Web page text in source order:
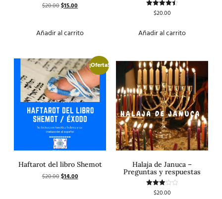
Valorado
con
$20.00$15.00
Añadir al carrito
Valorado
de 5
$20.00
Añadir al carrito
¡Oferta!
Haftarot del libro Shemot
$20.00$14.00
Halaja de Januca –
Preguntas y respuestas
Valorado
$20.00